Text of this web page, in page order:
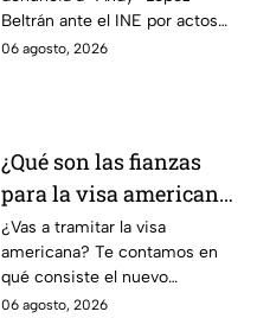
López Beltrán por
campaña anticipada en
Beltrán ante el INE por actos
anticipados de campaña en
06 agosto, 2026
¿Qué son las fianzas
para la visa americana
y por qué causan tanta
controversia?
¿Vas a tramitar la visa
americana? Te contamos en
qué consiste el nuevo
programa de fianzas
06 agosto, 2026